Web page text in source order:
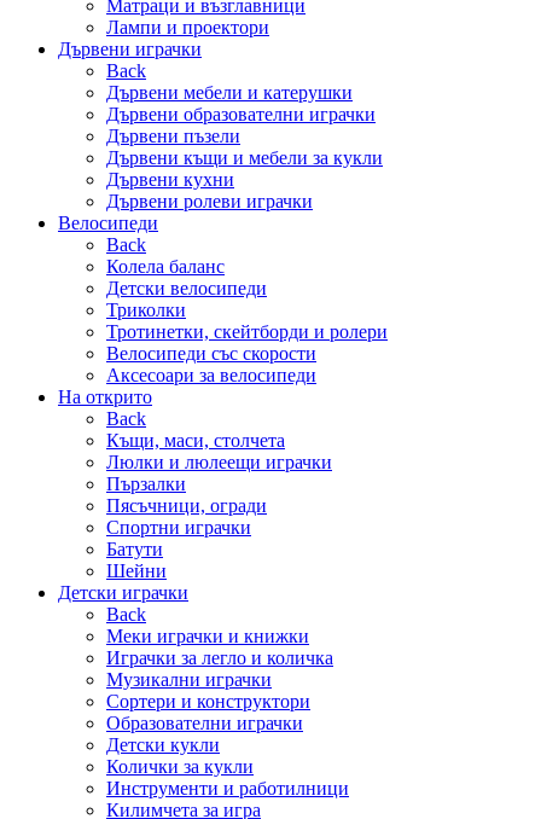
Матраци и възглавници
Лампи и проектори
Дървени играчки
Back
Дървени мебели и катерушки
Дървени образователни играчки
Дървени пъзели
Дървени къщи и мебели за кукли
Дървени кухни
Дървени ролеви играчки
Велосипеди
Back
Колела баланс
Детски велосипеди
Триколки
Тротинетки, скейтборди и ролери
Велосипеди със скорости
Аксесоари за велосипеди
На открито
Back
Къщи, маси, столчета
Люлки и люлеещи играчки
Пързалки
Пясъчници, огради
Спортни играчки
Батути
Шейни
Детски играчки
Back
Меки играчки и книжки
Играчки за легло и количка
Музикални играчки
Сортери и конструктори
Образователни играчки
Детски кукли
Колички за кукли
Инструменти и работилници
Килимчета за игра